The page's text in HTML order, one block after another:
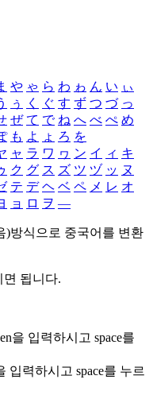
や ゃ ら わ ゎ ん い ぃ
ぅ く ぐ す ず つ づ っ
ぜ て で ね へ べ ぺ め
も よ ょ ろ を
ャ ラ ワ ヮ ン イ ィ キ
ク グ ス ズ ツ ヅ ッ ヌ
テ デ ヘ ベ ペ メ レ オ
ョ ロ ヲ ―
)방식으로 중국어를 변환
됩니다.
을 입력하시고 space를
입력하시고 space를 누르